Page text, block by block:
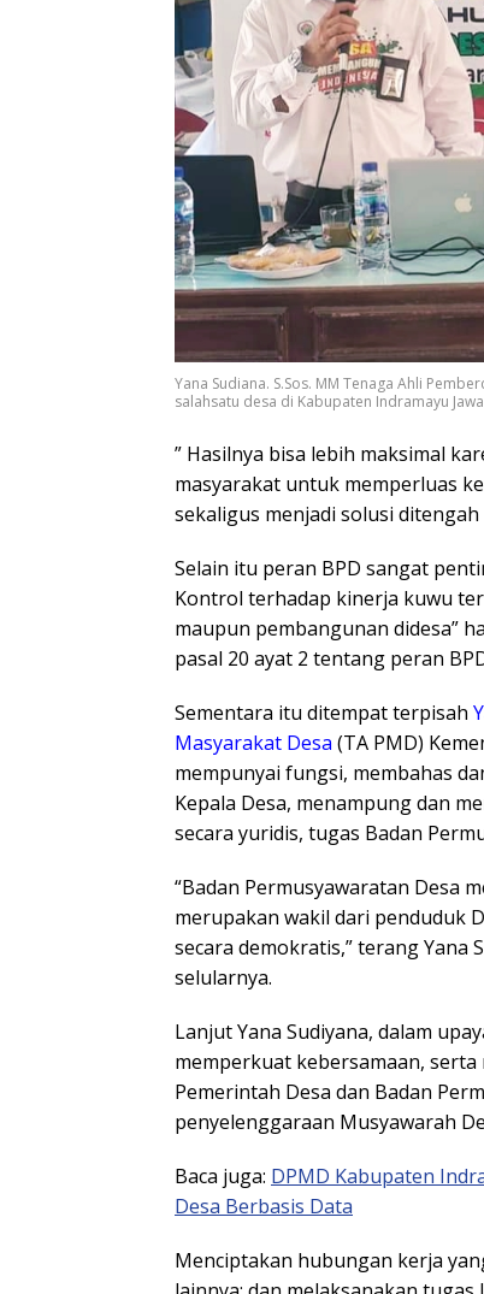
Yana Sudiana. S.Sos. MM Tenaga Ahli
salahsatu desa di Kabupaten Indramayu
” Hasilnya bisa lebih maksimal
masyarakat untuk memperluas
sekaligus menjadi solusi ditengah
Selain itu peran BPD sangat
Kontrol terhadap kinerja kuwu
maupun pembangunan didesa”
pasal 20 ayat 2 tentang peran
Sementara itu ditempat terpisah
Masyarakat Desa (TA PMD)
mempunyai fungsi, membahas
Kepala Desa, menampung dan
secara yuridis, tugas Badan
“Badan Permusyawaratan Desa
merupakan wakil dari penduduk
secara demokratis,” terang Yana
selularnya.
Lanjut Yana Sudiyana, dalam
memperkuat kebersamaan,
Pemerintah Desa dan Badan
penyelenggaraan Musyawarah
Baca juga: DPMD Kabupaten
Desa Berbasis Data
Menciptakan hubungan kerja